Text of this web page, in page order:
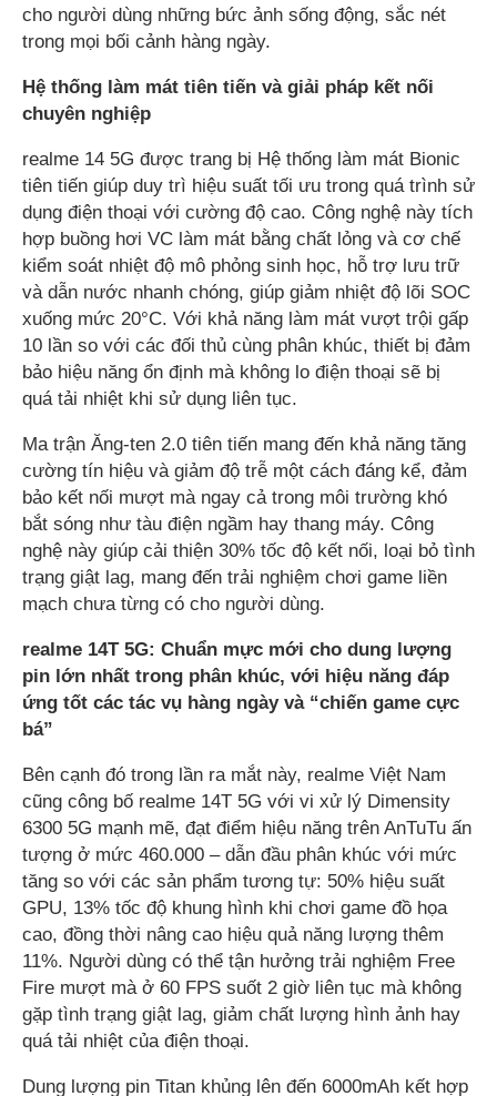
cho người dùng những bức ảnh sống động, sắc nét
trong mọi bối cảnh hàng ngày.
Hệ thống làm mát tiên tiến và giải pháp kết nối
chuyên nghiệp
realme 14 5G được trang bị Hệ thống làm mát Bionic
tiên tiến giúp duy trì hiệu suất tối ưu trong quá trình sử
dụng điện thoại với cường độ cao. Công nghệ này tích
hợp buồng hơi VC làm mát bằng chất lỏng và cơ chế
kiểm soát nhiệt độ mô phỏng sinh học, hỗ trợ lưu trữ
và dẫn nước nhanh chóng, giúp giảm nhiệt độ lõi SOC
xuống mức 20°C. Với khả năng làm mát vượt trội gấp
10 lần so với các đối thủ cùng phân khúc, thiết bị đảm
bảo hiệu năng ổn định mà không lo điện thoại sẽ bị
quá tải nhiệt khi sử dụng liên tục.
Ma trận Ăng-ten 2.0 tiên tiến mang đến khả năng tăng
cường tín hiệu và giảm độ trễ một cách đáng kể, đảm
bảo kết nối mượt mà ngay cả trong môi trường khó
bắt sóng như tàu điện ngầm hay thang máy. Công
nghệ này giúp cải thiện 30% tốc độ kết nối, loại bỏ tình
trạng giật lag, mang đến trải nghiệm chơi game liền
mạch chưa từng có cho người dùng.
realme 14T 5G: Chuẩn mực mới cho dung lượng
pin lớn nhất trong phân khúc, với hiệu năng đáp
ứng tốt các tác vụ hàng ngày và “chiến game cực
bá”
Bên cạnh đó trong lần ra mắt này, realme Việt Nam
cũng công bố realme 14T 5G với vi xử lý Dimensity
6300 5G mạnh mẽ, đạt điểm hiệu năng trên AnTuTu ấn
tượng ở mức 460.000 – dẫn đầu phân khúc với mức
tăng so với các sản phẩm tương tự: 50% hiệu suất
GPU, 13% tốc độ khung hình khi chơi game đồ họa
cao, đồng thời nâng cao hiệu quả năng lượng thêm
11%. Người dùng có thể tận hưởng trải nghiệm Free
Fire mượt mà ở 60 FPS suốt 2 giờ liên tục mà không
gặp tình trạng giật lag, giảm chất lượng hình ảnh hay
quá tải nhiệt của điện thoại.
Dung lượng pin Titan khủng lên đến 6000mAh kết hợp